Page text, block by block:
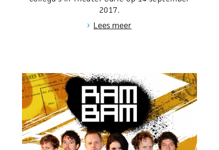
2017.
› Lees meer